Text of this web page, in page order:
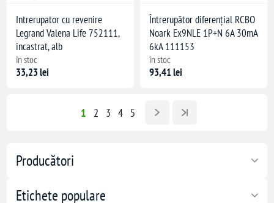
Producători
Etichete populare
Intrerupator cu revenire
Legrand Valena Life 752111,
incastrat, alb
în stoc
33,23 lei
Întrerupător diferențial RCBO
Noark Ex9NLE 1P+N 6A 30mA
6kA 111153
în stoc
93,41 lei
1 2 3 4 5